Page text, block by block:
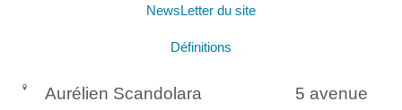
NewsLetter du site
Définitions
Aurélien Scandolara
5 avenue